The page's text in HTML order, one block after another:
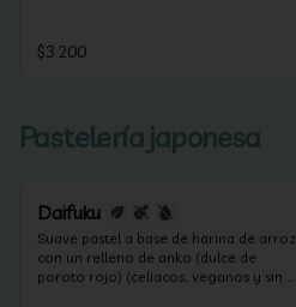
$3.200
Pastelería japonesa
Daifuku
Suave pastel a base de harina de arroz
con un relleno de anko (dulce de
poroto rojo) (celiacos, veganos y sin